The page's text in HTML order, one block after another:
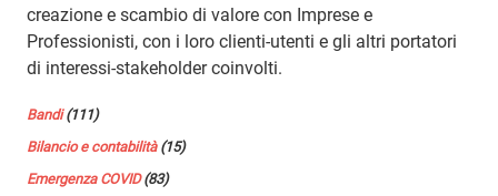
creazione e scambio di valore con Imprese e
Professionisti, con i loro clienti-utenti e gli altri portatori
di interessi-stakeholder coinvolti.
Bandi(111)
Bilancio e contabilità(15)
Emergenza COVID(83)